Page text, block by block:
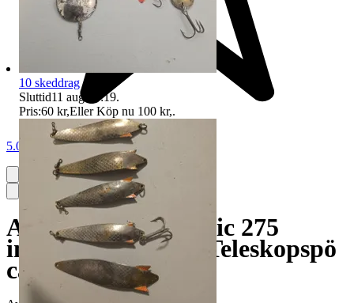
5.0
AbuGarcia abumatic 275
inkapslad set med Teleskopspö
cardinal classic.
10 skeddrag
Sluttid11 aug 09:19.
Pris:60 kr,Eller Köp nu 100 kr,.